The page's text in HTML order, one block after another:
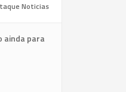
Noticias
ainda para